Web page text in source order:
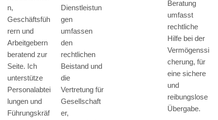
n,
Geschäftsfüh
rern und
Arbeitgebern
beratend zur
Seite. Ich
unterstütze
Personalabtei
lungen und
Führungskräf
Dienstleistun
gen
umfassen
den
rechtlichen
Beistand und
die
Vertretung für
Gesellschaft
er,
Beratung
umfasst
rechtliche
Hilfe bei der
Vermögenssi
cherung, für
eine sichere
und
reibungslose
Übergabe.